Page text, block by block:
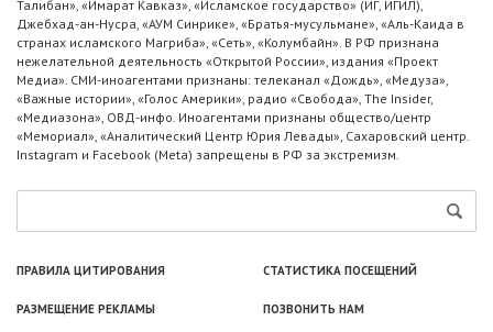
Талибан», «Имарат Кавказ», «Исламское государство» (ИГ, ИГИЛ),
Джебхад-ан-Нусра, «АУМ Синрике», «Братья-мусульмане», «Аль-Каида в
странах исламского Магриба», «Сеть», «Колумбайн». В РФ признана
нежелательной деятельность «Открытой России», издания «Проект
Медиа». СМИ-иноагентами признаны: телеканал «Дождь», «Медуза»,
«Важные истории», «Голос Америки», радио «Свобода», The Insider,
«Медиазона», ОВД-инфо. Иноагентами признаны общество/центр
«Мемориал», «Аналитический Центр Юрия Левады», Сахаровский центр.
Instagram и Facebook (Metа) запрещены в РФ за экстремизм.
ПРАВИЛА ЦИТИРОВАНИЯ СТАТИСТИКА ПОСЕЩЕНИЙ
РАЗМЕЩЕНИЕ РЕКЛАМЫ ПОЗВОНИТЬ НАМ